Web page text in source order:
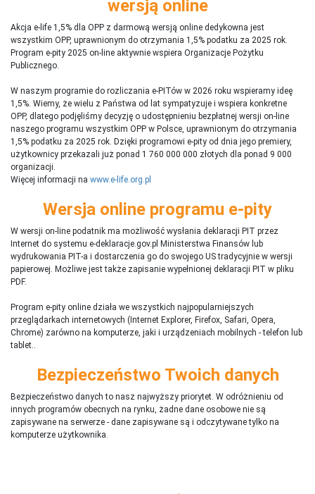
wersją online
Akcja e-life 1,5% dla OPP z darmową wersją online dedykowna jest
wszystkim OPP, uprawnionym do otrzymania 1,5% podatku za 2025 rok.
Program e-pity 2025 on-line aktywnie wspiera Organizacje Pożytku
Publicznego.
W naszym programie do rozliczania e-PITów w 2026 roku wspieramy ideę
1,5%. Wiemy, że wielu z Państwa od lat sympatyzuje i wspiera konkretne
OPP, dlatego podjęliśmy decyzję o udostępnieniu bezpłatnej wersji on-line
naszego programu wszystkim OPP w Polsce, uprawnionym do otrzymania
1,5% podatku za 2025 rok. Dzięki programowi e-pity od dnia jego premiery,
użytkownicy przekazali już ponad 1 760 000 000 złotych dla ponad 9 000
organizacji.
Więcej informacji na www.e-life.org.pl
Wersja online programu e-pity
W wersji on-line podatnik ma możliwość wysłania deklaracji PIT przez
Internet do systemu e-deklaracje.gov.pl Ministerstwa Finansów lub
wydrukowania PIT-a i dostarczenia go do swojego US tradycyjnie w wersji
papierowej. Możliwe jest także zapisanie wypełnionej deklaracji PIT w pliku
PDF.
Program e-pity online działa we wszystkich najpopularniejszych
przeglądarkach internetowych (Internet Explorer, Firefox, Safari, Opera,
Chrome) zarówno na komputerze, jaki i urządzeniach mobilnych - telefon lub
tablet..
Bezpieczeństwo Twoich danych
Bezpieczeństwo danych to nasz najwyższy priorytet. W odróżnieniu od
innych programów obecnych na rynku, żadne dane osobowe nie są
zapisywane na serwerze - dane zapisywane są i odczytywane tylko na
komputerze użytkownika.